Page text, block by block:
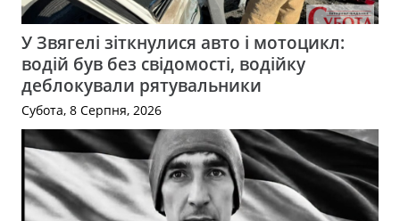
У Звягелі зіткнулися авто і мотоцикл:
водій був без свідомості, водійку
деблокували рятувальники
Субота, 8 Серпня, 2026